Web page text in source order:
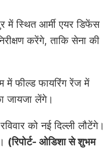
में स्थित आर्मी एयर डिफेंस
करेंगे, ताकि सेना की
में फील्ड फायरिंग रेंज में
जायजा लेंगे।
को नई दिल्ली लौटेंगे।
(रिपोर्ट- ओडिशा से शुभम